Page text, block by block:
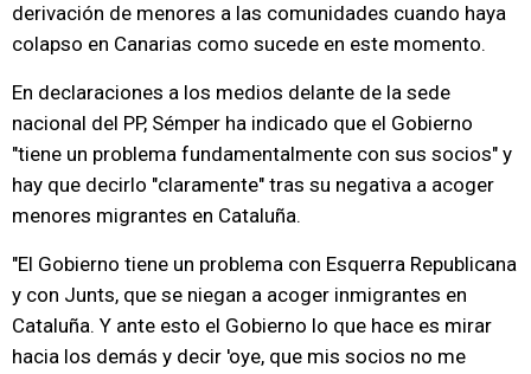
derivación de menores a las comunidades cuando haya
colapso en Canarias como sucede en este momento.
En declaraciones a los medios delante de la sede
nacional del PP, Sémper ha indicado que el Gobierno
"tiene un problema fundamentalmente con sus socios" y
hay que decirlo "claramente" tras su negativa a acoger
menores migrantes en Cataluña.
"El Gobierno tiene un problema con Esquerra Republicana
y con Junts, que se niegan a acoger inmigrantes en
Cataluña. Y ante esto el Gobierno lo que hace es mirar
hacia los demás y decir 'oye, que mis socios no me